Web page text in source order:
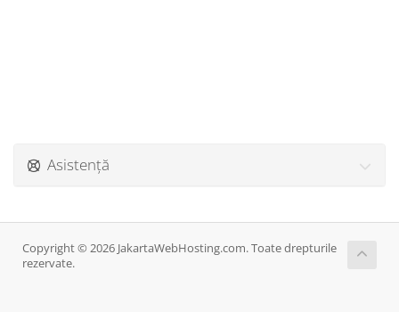
Asistență
Copyright © 2026 JakartaWebHosting.com. Toate drepturile
rezervate.